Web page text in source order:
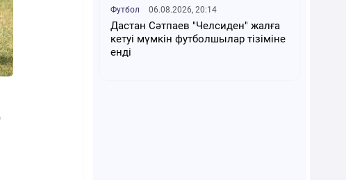
Футбол 06.08.2026, 20:14
Дастан Сәтпаев "Челсиден" жалға
кетуі мүмкін футболшылар тізіміне
енді